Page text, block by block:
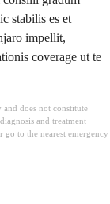
stabilis es et
impellit,
coverage ut te
does not constitute
and treatment
to the nearest emergency